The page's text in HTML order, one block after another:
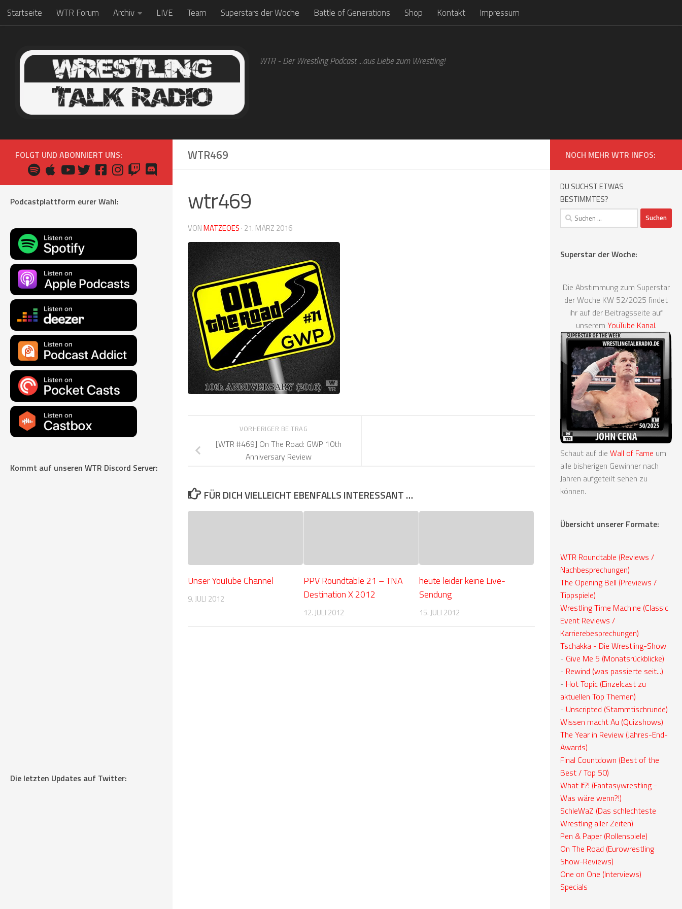
Zum Inhalt springen
Startseite WTR Forum Archiv LIVE Team Superstars der Woche Battle of Generations Shop Kontakt Impressum
WTR - Der Wrestling Podcast ...aus Liebe zum Wrestling!
WTR469
wtr469
VONMATZEOES · 21. MÄRZ 2016
VORHERIGER BEITRAG
[WTR #469] On The Road: GWP 10th
Anniversary Review
FÜR DICH VIELLEICHT EBENFALLS INTERESSANT …
Unser YouTube Channel
9. JULI 2012
PPV Roundtable 21 – TNA
Destination X 2012
12. JULI 2012
heute leider keine Live-
Sendung
15. JULI 2012
FOLGT UND ABONNIERT UNS:
Podcastplattform eurer Wahl:
Kommt auf unseren WTR Discord Server:
Die letzten Updates auf Twitter:
NOCH MEHR WTR INFOS:
DU SUCHST ETWAS
BESTIMMTES?
Suchen
nach:
Superstar der Woche:
Die Abstimmung zum Superstar
der Woche KW 52/2025 findet
ihr auf der Beitragsseite auf
unserem YouTube Kanal.
Schaut auf die Wall of Fame um
alle bisherigen Gewinner nach
Jahren aufgeteilt sehen zu
können.
Übersicht unserer Formate:
WTR Roundtable (Reviews /
Nachbesprechungen)
The Opening Bell (Previews /
Tippspiele)
Wrestling Time Machine (Classic
Event Reviews /
Karrierebesprechungen)
Tschakka - Die Wrestling-Show
- Give Me 5 (Monatsrückblicke)
- Rewind (was passierte seit...)
- Hot Topic (Einzelcast zu
aktuellen Top Themen)
- Unscripted (Stammtischrunde)
Wissen macht Au (Quizshows)
The Year in Review (Jahres-End-
Awards)
Final Countdown (Best of the
Best / Top 50)
What If?! (Fantasywrestling -
Was wäre wenn?!)
SchleWaZ (Das schlechteste
Wrestling aller Zeiten)
Pen & Paper (Rollenspiele)
On The Road (Eurowrestling
Show-Reviews)
One on One (Interviews)
Specials